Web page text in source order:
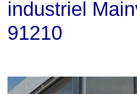
industriel
91210